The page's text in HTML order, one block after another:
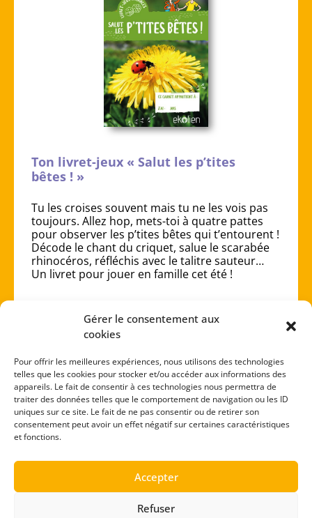
Gérer le consentement aux
cookies
Pour offrir les meilleures expériences, nous utilisons des technologies
telles que les cookies pour stocker et/ou accéder aux informations des
appareils. Le fait de consentir à ces technologies nous permettra de
traiter des données telles que le comportement de navigation ou les ID
uniques sur ce site. Le fait de ne pas consentir ou de retirer son
consentement peut avoir un effet négatif sur certaines caractéristiques
et fonctions.
Accepter
Refuser
Ton livret-jeux « Salut les p’tites
bêtes ! »
Tu les croises souvent mais tu ne les vois pas
toujours. Allez hop, mets-toi à quatre pattes
pour observer les p’tites bêtes qui t’entourent !
Décode le chant du criquet, salue le scarabée
rhinocéros, réfléchis avec le talitre sauteur…
Un livret pour jouer en famille cet été !
Feuillette Télécharge
1 2 3